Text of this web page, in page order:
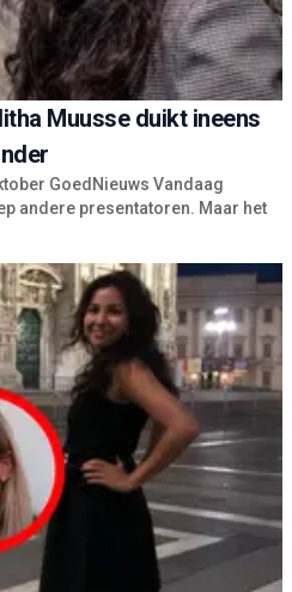
Muusse duikt ineens
GoedNieuws Vandaag
andere presentatoren. Maar het